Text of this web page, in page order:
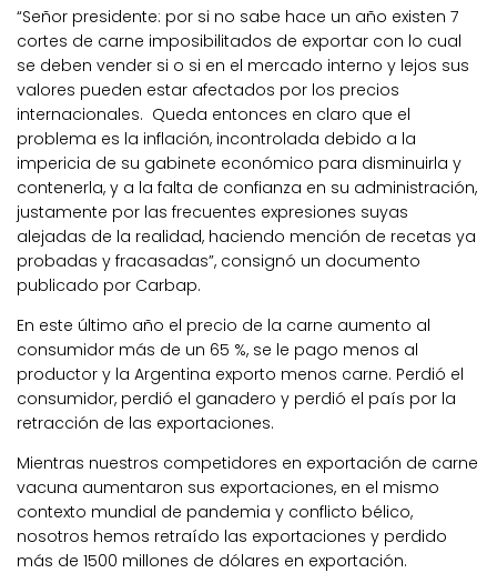
“Señor presidente: por si no sabe hace un año existen 7
cortes de carne imposibilitados de exportar con lo cual
se deben vender si o si en el mercado interno y lejos sus
valores pueden estar afectados por los precios
internacionales. Queda entonces en claro que el
problema es la inflación, incontrolada debido a la
impericia de su gabinete económico para disminuirla y
contenerla, y a la falta de confianza en su administración,
justamente por las frecuentes expresiones suyas
alejadas de la realidad, haciendo mención de recetas ya
probadas y fracasadas”, consignó un documento
publicado por Carbap.
En este último año el precio de la carne aumento al
consumidor más de un 65 %, se le pago menos al
productor y la Argentina exporto menos carne. Perdió el
consumidor, perdió el ganadero y perdió el país por la
retracción de las exportaciones.
Mientras nuestros competidores en exportación de carne
vacuna aumentaron sus exportaciones, en el mismo
contexto mundial de pandemia y conflicto bélico,
nosotros hemos retraído las exportaciones y perdido
más de 1500 millones de dólares en exportación.